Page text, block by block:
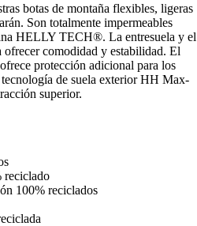
botas de montaña flexibles, ligeras
Son totalmente impermeables
HELLY TECH®. La entresuela y el
ofrecer comodidad y estabilidad. El
protección adicional para los
de suela exterior HH Max-
superior.
reciclado
100% reciclados